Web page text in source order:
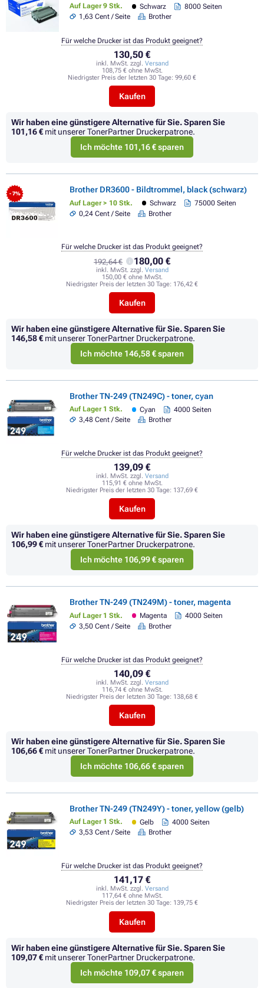
Auf Lager 9 Stk. Schwarz
8000 Seiten
1,63 Cent / Seite
Brother
130,50 €
inkl. MwSt. zzgl. Versand
108,75 € ohne MwSt.
Niedrigster Preis der letzten 30 Tage: 99,60 €
Kaufen
Für welche Drucker ist das Produkt geeignet?
Wir haben eine günstigere Alternative für Sie.Sparen Sie
101,16 € mit unserer TonerPartner Druckerpatrone.
Ich möchte 101,16 € sparen
- 7% Brother DR3600 - Bildtrommel, black (schwarz)
Auf Lager > 10 Stk. Schwarz
75000 Seiten
0,24 Cent / Seite
Brother
192,64 € 180,00 €
inkl. MwSt. zzgl. Versand
150,00 € ohne MwSt.
Niedrigster Preis der letzten 30 Tage: 176,42 €
Kaufen
Für welche Drucker ist das Produkt geeignet?
Wir haben eine günstigere Alternative für Sie.Sparen Sie
146,58 € mit unserer TonerPartner Druckerpatrone.
Ich möchte 146,58 € sparen
Brother TN-249 (TN249C) - toner, cyan
Auf Lager 1 Stk. Cyan
4000 Seiten
3,48 Cent / Seite
Brother
139,09 €
inkl. MwSt. zzgl. Versand
115,91 € ohne MwSt.
Niedrigster Preis der letzten 30 Tage: 137,69 €
Kaufen
Für welche Drucker ist das Produkt geeignet?
Wir haben eine günstigere Alternative für Sie.Sparen Sie
106,99 € mit unserer TonerPartner Druckerpatrone.
Ich möchte 106,99 € sparen
Brother TN-249 (TN249M) - toner, magenta
Auf Lager 1 Stk. Magenta
4000 Seiten
3,50 Cent / Seite
Brother
140,09 €
inkl. MwSt. zzgl. Versand
116,74 € ohne MwSt.
Niedrigster Preis der letzten 30 Tage: 138,68 €
Kaufen
Für welche Drucker ist das Produkt geeignet?
Wir haben eine günstigere Alternative für Sie.Sparen Sie
106,66 € mit unserer TonerPartner Druckerpatrone.
Ich möchte 106,66 € sparen
Brother TN-249 (TN249Y) - toner, yellow (gelb)
Auf Lager 1 Stk. Gelb
4000 Seiten
3,53 Cent / Seite
Brother
141,17 €
inkl. MwSt. zzgl. Versand
117,64 € ohne MwSt.
Niedrigster Preis der letzten 30 Tage: 139,75 €
Kaufen
Für welche Drucker ist das Produkt geeignet?
Wir haben eine günstigere Alternative für Sie.Sparen Sie
109,07 € mit unserer TonerPartner Druckerpatrone.
Ich möchte 109,07 € sparen